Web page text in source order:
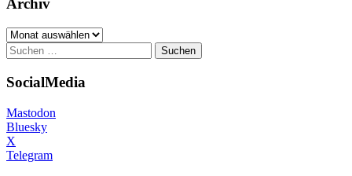
Archiv
Archiv
Suchen
nach:
SocialMedia
Mastodon
Bluesky
X
Telegram